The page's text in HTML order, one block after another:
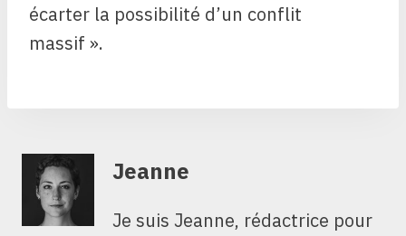
écarter la possibilité d’un conflit
massif ».
Jeanne
Je suis Jeanne, rédactrice pour